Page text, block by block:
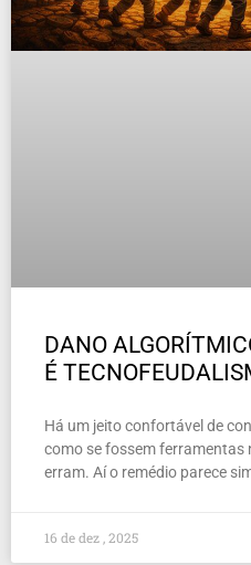
DANO
É
Há um jeito confortável de
como se fossem ferramentas
erram. Aí o remédio parece
16 de dez , 2025